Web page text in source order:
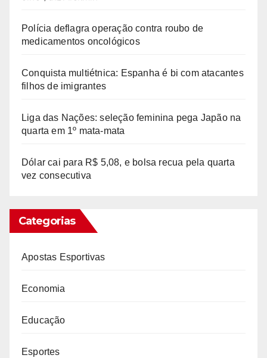
Polícia deflagra operação contra roubo de
medicamentos oncológicos
Conquista multiétnica: Espanha é bi com atacantes
filhos de imigrantes
Liga das Nações: seleção feminina pega Japão na
quarta em 1º mata-mata
Dólar cai para R$ 5,08, e bolsa recua pela quarta
vez consecutiva
Categorias
Apostas Esportivas
Economia
Educação
Esportes